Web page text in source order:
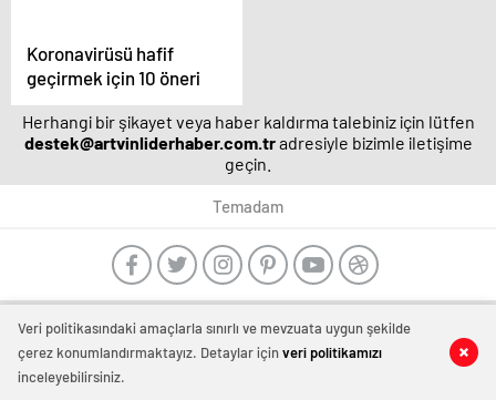
Koronavirüsü hafif
geçirmek için 10 öneri
Herhangi bir şikayet veya haber kaldırma talebiniz için lütfen
destek@artvinliderhaber.com.tradresiyle bizimle iletişime
geçin.
Temadam
Veri politikasındaki amaçlarla sınırlı ve mevzuata uygun şekilde
çerez konumlandırmaktayız. Detaylar içinveri politikamızı
inceleyebilirsiniz.
manavgat
escort
film